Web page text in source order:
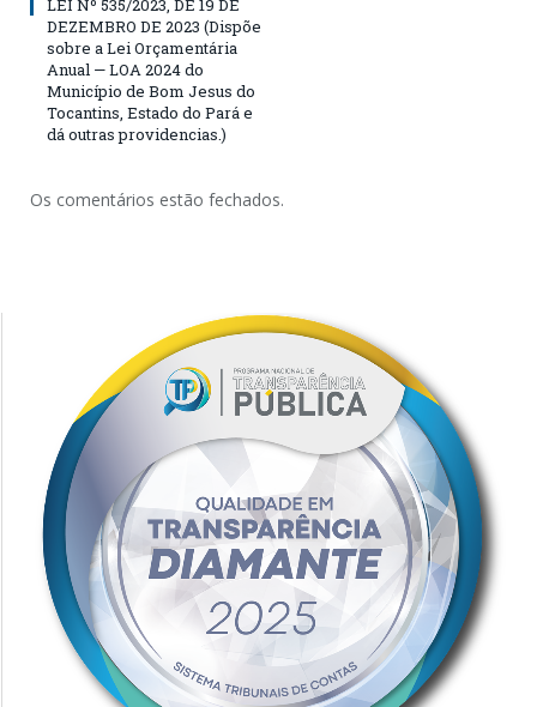
LEI Nº 535/2023, DE 19 DE
DEZEMBRO DE 2023 (Dispõe
sobre a Lei Orçamentária
Anual — LOA 2024 do
Município de Bom Jesus do
Tocantins, Estado do Pará e
dá outras providencias.)
Os comentários estão fechados.